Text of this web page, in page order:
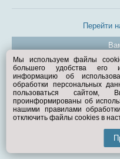
Перейти
©
Мы используем файлы
большего удобства его
информацию об
обработки персональных
пользоваться
проинформированы об
нашими правилами
отключить файлы cookies в